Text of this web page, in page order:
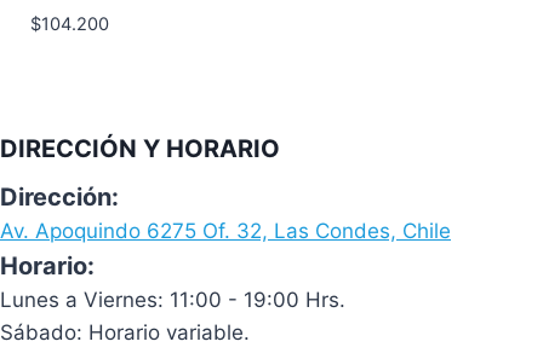
$104.200
DIRECCIÓN Y HORARIO
Dirección:
Av. Apoquindo 6275 Of. 32, Las Condes, Chile
Horario:
Lunes a Viernes: 11:00 - 19:00 Hrs.
Sábado: Horario variable.